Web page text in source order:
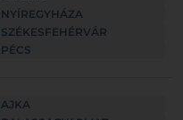
NYÍREGYHÁZA
SZÉKESFEHÉRVÁR
PÉCS
AJKA